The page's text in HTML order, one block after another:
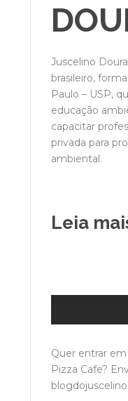
Juscelino
brasileiro,
Paulo – USP,
educação
capacitar
privada para
ambiental.
Leia
Quer entrar
Pizza Cafe?